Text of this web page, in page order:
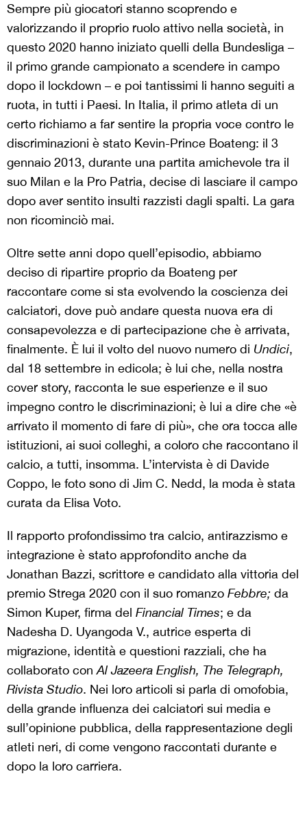
Sempre più giocatori stanno scoprendo e
valorizzando il proprio ruolo attivo nella società, in
questo 2020 hanno iniziato quelli della Bundesliga –
il primo grande campionato a scendere in campo
dopo il lockdown – e poi tantissimi li hanno seguiti a
ruota, in tutti i Paesi. In Italia, il primo atleta di un
certo richiamo a far sentire la propria voce contro le
discriminazioni è stato Kevin-Prince Boateng: il 3
gennaio 2013, durante una partita amichevole tra il
suo Milan e la Pro Patria, decise di lasciare il campo
dopo aver sentito insulti razzisti dagli spalti. La gara
non ricominciò mai.
Oltre sette anni dopo quell’episodio, abbiamo
deciso di ripartire proprio da Boateng per
raccontare come si sta evolvendo la coscienza dei
calciatori, dove può andare questa nuova era di
consapevolezza e di partecipazione che è arrivata,
finalmente. È lui il volto del nuovo numero di Undici,
dal 18 settembre in edicola; è lui che, nella nostra
cover story, racconta le sue esperienze e il suo
impegno contro le discriminazioni; è lui a dire che «è
arrivato il momento di fare di più», che ora tocca alle
istituzioni, ai suoi colleghi, a coloro che raccontano il
calcio, a tutti, insomma. L’intervista è di Davide
Coppo, le foto sono di Jim C. Nedd, la moda è stata
curata da Elisa Voto.
Il rapporto profondissimo tra calcio, antirazzismo e
integrazione è stato approfondito anche da
Jonathan Bazzi, scrittore e candidato alla vittoria del
premio Strega 2020 con il suo romanzo Febbre; da
Simon Kuper, firma del Financial Times; e da
Nadesha D. Uyangoda V., autrice esperta di
migrazione, identità e questioni razziali, che ha
collaborato conAl Jazeera English, The Telegraph,
Rivista Studio. Nei loro articoli si parla di omofobia,
della grande influenza dei calciatori sui media e
sull’opinione pubblica, della rappresentazione degli
atleti neri, di come vengono raccontati durante e
dopo la loro carriera.